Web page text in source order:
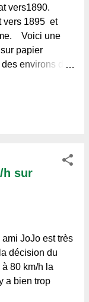
vers1890.
vers 1895 et
Voici une
papier
environs de
h sur
JoJo est très
décision du
80 km/h la
a bien trop